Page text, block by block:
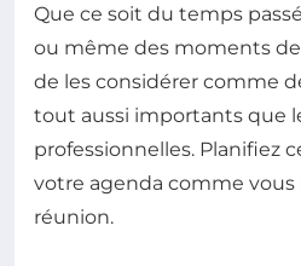
Que ce soit du temps
ou même des moments
de les considérer comme
tout aussi importants que
professionnelles. Planifiez
votre agenda comme vous
réunion.